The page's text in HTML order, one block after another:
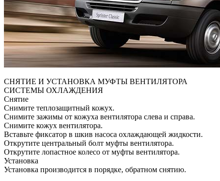
СНЯТИЕ И УСТАНОВКА МУФТЫ ВЕНТИЛЯТОРА
СИСТЕМЫ ОХЛАЖДЕНИЯ
Снятие
Снимите теплозащитный кожух.
Снимите зажимы от кожуха вентилятора слева и справа.
Снимите кожух вентилятора.
Вставьте фиксатор в шкив насоса охлаждающей жидкости.
Открутите центральный болт муфты вентилятора.
Открутите лопастное колесо от муфты вентилятора.
Установка
Установка производится в порядке, обратном снятию.